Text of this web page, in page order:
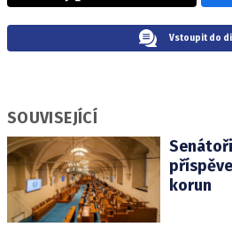
Vstoupit do
SOUVISEJÍCÍ
korun